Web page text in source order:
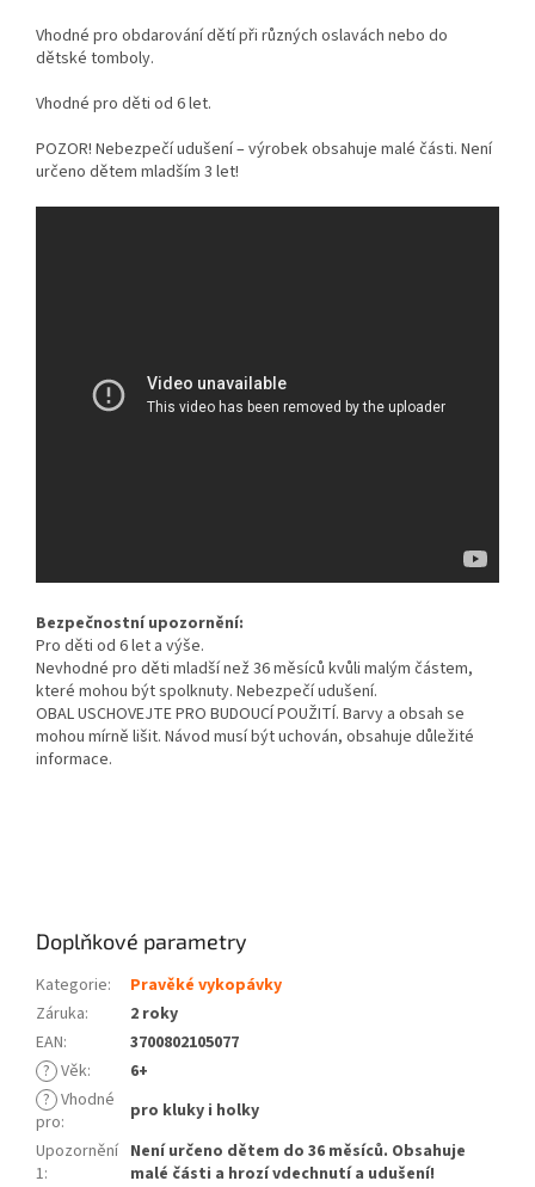
Vhodné pro obdarování dětí při různých oslavách nebo do
dětské tomboly.
Vhodné pro děti od 6 let.
POZOR! Nebezpečí udušení – výrobek obsahuje malé části. Není
určeno dětem mladším 3 let!
Bezpečnostní upozornění:
Pro děti od 6 let a výše.
Nevhodné pro děti mladší než 36 měsíců kvůli malým částem,
které mohou být spolknuty. Nebezpečí udušení.
OBAL USCHOVEJTE PRO BUDOUCÍ POUŽITÍ. Barvy a obsah se
mohou mírně lišit. Návod musí být uchován, obsahuje důležité
informace.
Doplňkové parametry
Kategorie:
Pravěké vykopávky
Záruka:
2 roky
EAN:
3700802105077
? Věk:
6+
? Vhodné
pro:
pro kluky i holky
Upozornění
1:
Není určeno dětem do 36 měsíců. Obsahuje
malé části a hrozí vdechnutí a udušení!